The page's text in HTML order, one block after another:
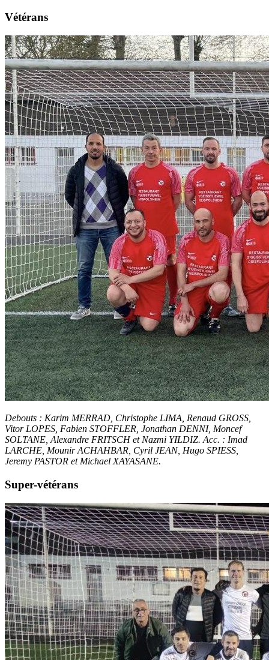
Vétérans
Debouts : Karim MERRAD, Christophe LIMA, Renaud GROSS,
Vitor LOPES, Fabien STOFFLER, Jonathan DENNI, Moncef
SOLTANE, Alexandre FRITSCH et Nazmi YILDIZ. Acc. : Imad
LARCHE, Mounir ACHAHBAR, Cyril JEAN, Hugo SPIESS,
Jeremy PASTOR et Michael XAYASANE.
Super-vétérans